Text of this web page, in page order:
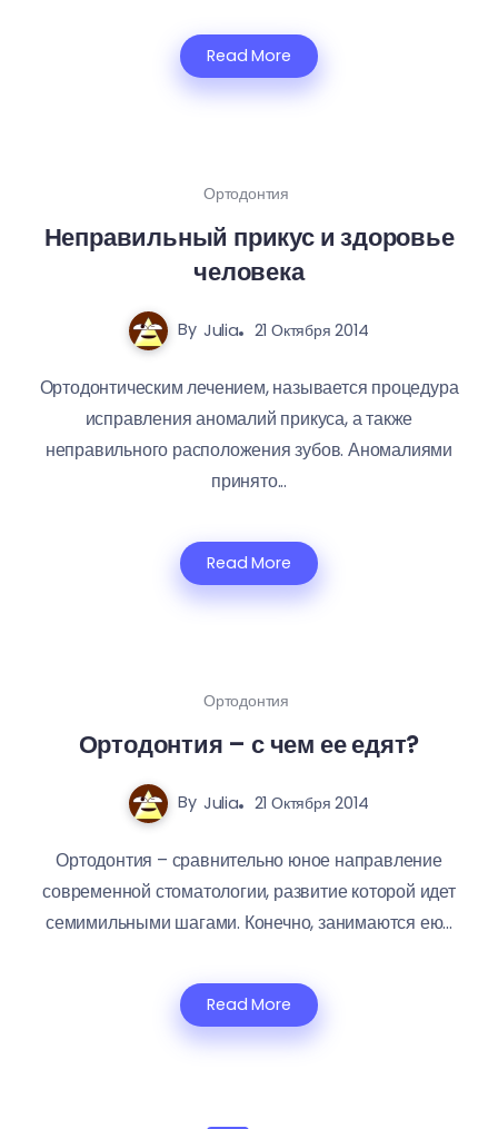
Read More
Ортодонтия
Неправильный прикус и здоровье
человека
By Julia 21 Октября 2014
Ортодонтическим лечением, называется процедура
исправления аномалий прикуса, а также
неправильного расположения зубов. Аномалиями
принято...
Read More
Ортодонтия
Ортодонтия – с чем ее едят?
By Julia 21 Октября 2014
Ортодонтия – сравнительно юное направление
современной стоматологии, развитие которой идет
семимильными шагами. Конечно, занимаются ею...
Read More